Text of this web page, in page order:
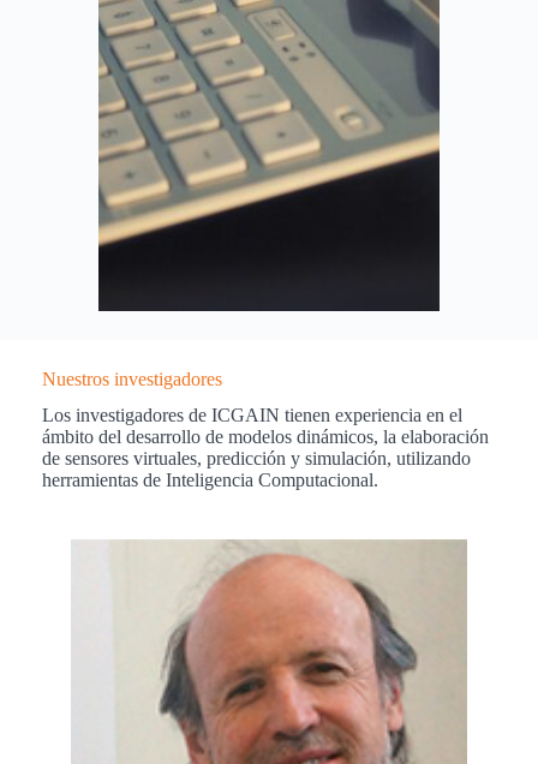
Nuestros investigadores
Los investigadores de ICGAIN tienen experiencia en el
ámbito del desarrollo de modelos dinámicos, la elaboración
de sensores virtuales, predicción y simulación, utilizando
herramientas de Inteligencia Computacional.